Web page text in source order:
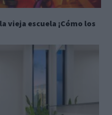
vieja escuela ¡Cómo los